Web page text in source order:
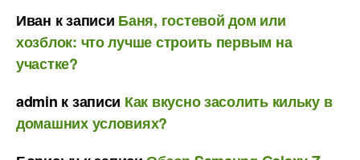
Иван к записи Баня, гостевой дом или
хозблок: что лучше строить первым на
участке?
admin к записи Как вкусно засолить кильку в
домашних условиях?